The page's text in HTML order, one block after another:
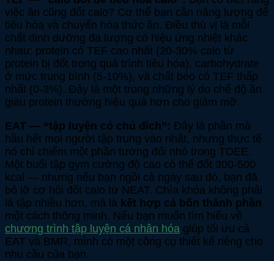
việc ăn cũng đốt calo? Cơ thể bạn cần năng lượng để
tiêu hóa và chuyển hóa thức ăn. Điều thú vị là mỗi
chất dinh dưỡng đa lượng có hiệu ứng nhiệt khác
nhau: protein có TEF cao nhất (20-30% calo từ
protein bị đốt trong quá trình tiêu hóa), carbohydrate
ở mức trung bình (5-10%), và chất béo có TEF thấp
nhất (0-3%). Đây là một trong những lý do chế độ ăn
giàu protein thường hiệu quả hơn cho giảm mỡ.
EAT — “tập luyện có chủ đích”: Đây là phần mà
hầu hết mọi người tập trung vào nhất, nhưng thực tế
nó chỉ chiếm một phần tương đối nhỏ trong TDEE.
Một buổi tập gym cường độ cao có thể đốt 300-500
kcal — nhưng nếu bạn ngồi cả ngày sau đó, bạn đã
bỏ lỡ cơ hội đốt calo từ NEAT. Chìa khóa không phải
là tập nhiều hơn, mà là kết hợp cả bốn thành phần
một cách thông minh. Nếu bạn muốn tìm hiểu về
chương trình tập luyện cá nhân hóa giúp tối ưu cả
EAT và BMR, mình có một công cụ thiết kế riêng cho
nhu cầu của bạn.